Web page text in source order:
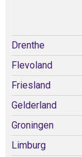
Drenthe
Flevoland
Friesland
Gelderland
Groningen
Limburg